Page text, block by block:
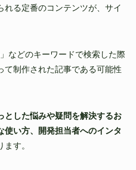
れる定番のコンテンツが、サイ
などのキーワードで検索した際
て制作された記事である可能性
とした悩みや疑問を解決するお
い方、開発担当者へのインタ
す。